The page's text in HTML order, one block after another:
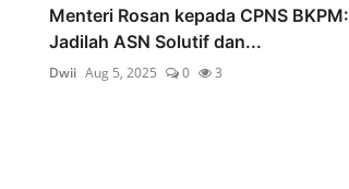
Menteri Rosan kepada CPNS BKPM:
Jadilah ASN Solutif dan...
Dwii Aug 5, 2025 0 3